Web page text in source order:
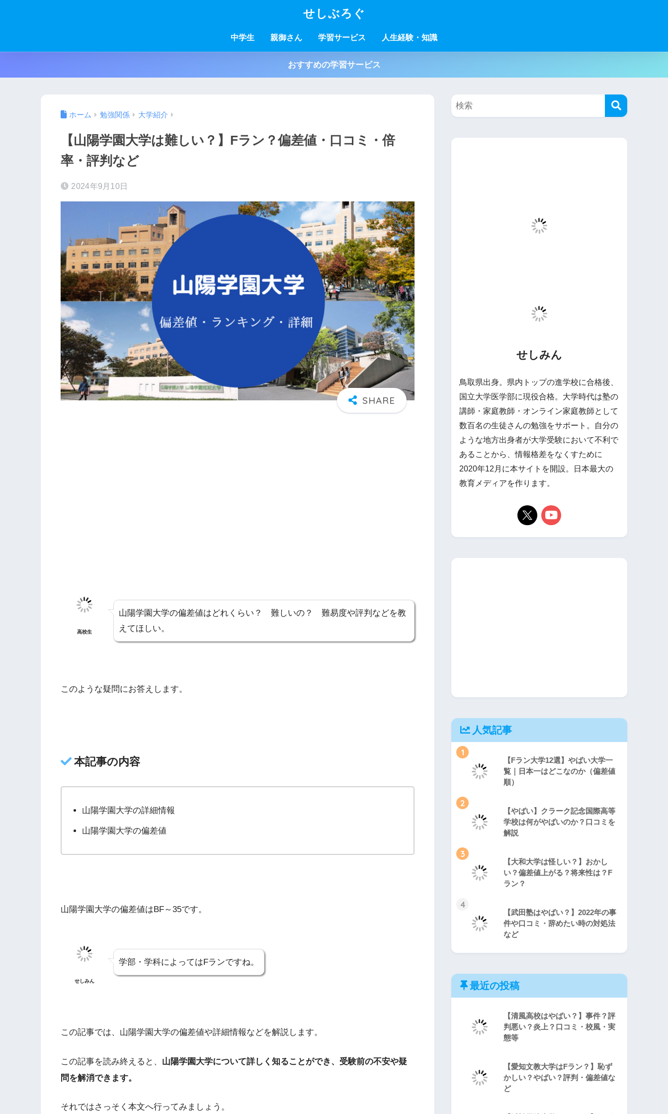
せしぶろぐ
中学生 親御さん 学習サービス 人生経験・知識
おすすめの学習サービス
ホーム 勉強関係 大学紹介
【山陽学園大学は難しい？】Fラン？偏差値・口コミ・倍
率・評判など
2024年9月10日
高校生
山陽学園大学の偏差値はどれくらい？ 難しいの？ 難易度や評判などを教
えてほしい。
このような疑問にお答えします。
本記事の内容
山陽学園大学の詳細情報
山陽学園大学の偏差値
山陽学園大学の偏差値はBF～35です。
せしみん
学部・学科によってはFランですね。
この記事では、山陽学園大学の偏差値や詳細情報などを解説します。
この記事を読み終えると、 山陽学園大学について詳しく知ることができ、受験前の不安や疑
問を解消できます。
それではさっそく本文へ行ってみましょう。
せしみん
鳥取県出身。県内トップの進学校に合格後、
国立大学医学部に現役合格。大学時代は塾の
講師・家庭教師・オンライン家庭教師として
数百名の生徒さんの勉強をサポート。自分の
ような地方出身者が大学受験において不利で
あることから、情報格差をなくすために
2020年12月に本サイトを開設。日本最大の
教育メディアを作ります。
人気記事
1
【Fラン大学12選】やばい大学一
覧｜日本一はどこなのか（偏差値
順）
2
【やばい】クラーク記念国際高等
学校は何がやばいのか？口コミを
解説
3
【大和大学は怪しい？】おかし
い？偏差値上がる？将来性は？F
ラン？
4
【武田塾はやばい？】2022年の事
件や口コミ・辞めたい時の対処法
など
最近の投稿
【清風高校はやばい？】事件？評
判悪い？炎上？口コミ・校風・実
態等
【愛知文教大学はFラン？】恥ず
かしい？やばい？評判・偏差値な
ど